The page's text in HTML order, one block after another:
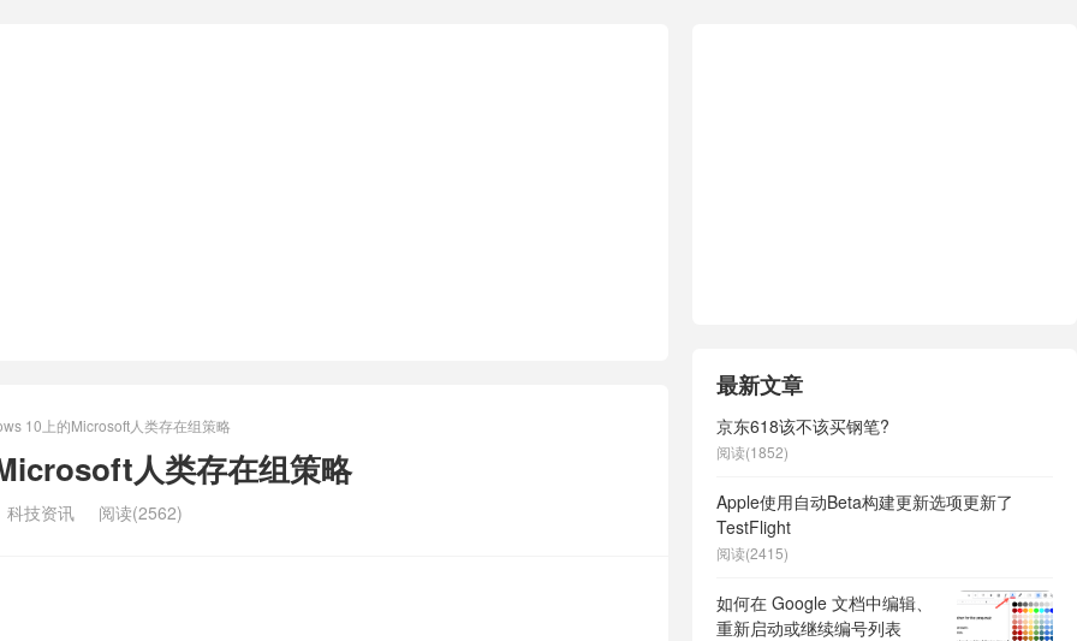
10上的Microsoft人类存在组策略
人类存在组策略
科技资讯 阅读(2562)
最新文章
京东618该不该买钢笔?
阅读(1852)
Apple使用自动Beta构建更新选项更新了
TestFlight
阅读(2415)
如何在 Google 文档中编辑、
重新启动或继续编号列表